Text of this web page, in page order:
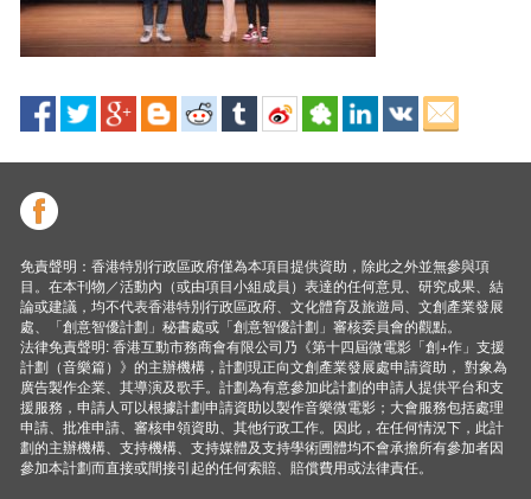
免責聲明：香港特別行政區政府僅為本項目提供資助，除此之外並無參與項
目。在本刊物／活動內（或由項目小組成員）表達的任何意見、研究成果、結
論或建議，均不代表香港特別行政區政府、文化體育及旅遊局、文創產業發展
處、「創意智優計劃」秘書處或「創意智優計劃」審核委員會的觀點。
法律免責聲明: 香港互動市務商會有限公司乃《第十四屆微電影「創+作」支援
計劃（音樂篇）》的主辦機構，計劃現正向文創產業發展處申請資助， 對象為
廣告製作企業、其導演及歌手。計劃為有意參加此計劃的申請人提供平台和支
援服務，申請人可以根據計劃申請資助以製作音樂微電影；大會服務包括處理
申請、批准申請、審核申領資助、其他行政工作。因此，在任何情況下，此計
劃的主辦機構、支持機構、支持媒體及支持學術圑體均不會承擔所有參加者因
參加本計劃而直接或間接引起的任何索賠、賠償費用或法律責任。